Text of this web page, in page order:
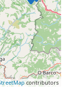
contributors